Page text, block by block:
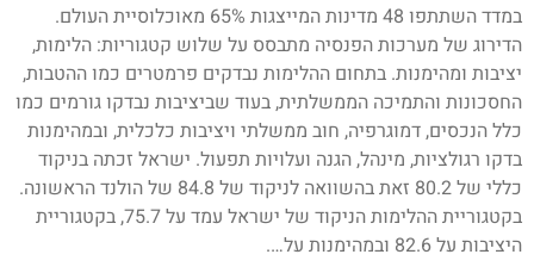
במדד השתתפו 48 מדינות המייצגות 65% מאוכלוסיית העולם.
הדירוג של מערכות הפנסיה מתבסס על שלוש קטגוריות: הלימות,
יציבות ומהימנות. בתחום ההלימות נבדקים פרמטרים כמו ההטבות,
החסכונות והתמיכה הממשלתית, בעוד שביציבות נבדקו גורמים כמו
כלל הנכסים, דמוגרפיה, חוב ממשלתי ויציבות כלכלית, ובמהימנות
בדקו רגולציות, מינהל, הגנה ועלויות תפעול. ישראל זכתה בניקוד
כללי של 80.2 זאת בהשוואה לניקוד של 84.8 של הולנד הראשונה.
בקטגוריית ההלימות הניקוד של ישראל עמד על 75.7, בקטגוריית
היציבות על 82.6 ובמהימנות על….